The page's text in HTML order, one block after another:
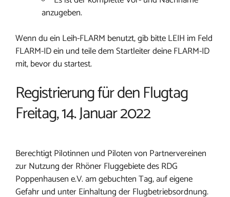
anzugeben.
Wenn du ein Leih-FLARM benutzt, gib bitte LEIH im Feld
FLARM-ID ein und teile dem Startleiter deine FLARM-ID
mit, bevor du startest.
Registrierung für den Flugtag
Freitag, 14. Januar 2022
Berechtigt Pilotinnen und Piloten von Partnervereinen
zur Nutzung der Rhöner Fluggebiete des RDG
Poppenhausen e.V. am gebuchten Tag, auf eigene
Gefahr und unter Einhaltung der Flugbetriebsordnung.